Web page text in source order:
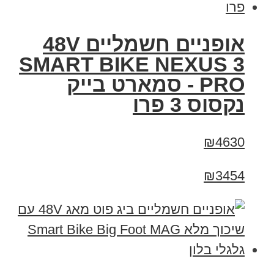
אופניים חשמליים 48V
SMART BIKE NEXUS 3
PRO - סמארט בייק
נקסוס 3 פרו
₪4630
₪3454